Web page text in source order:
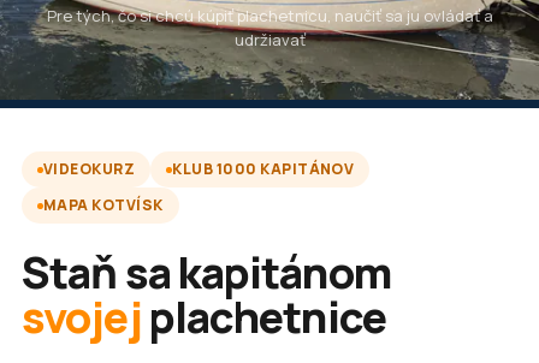
Pre tých, čo si chcú kúpiť plachetnicu, naučiť sa ju ovládať a
udržiavať
VIDEOKURZ
KLUB 1000 KAPITÁNOV
MAPA KOTVÍSK
Staň sa kapitánom
svojejplachetnice